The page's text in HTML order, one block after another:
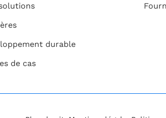
durable
de cas